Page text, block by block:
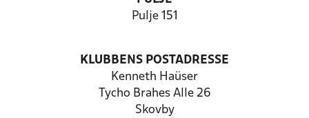
Pulje 151
KLUBBENS POSTADRESSE
Kenneth Haüser
Tycho Brahes Alle 26
Skovby